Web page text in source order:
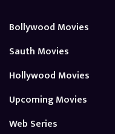
Bollywood Movies
Sauth Movies
Hollywood Movies
Upcoming Movies
Web Series